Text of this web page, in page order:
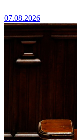
07.08.2026